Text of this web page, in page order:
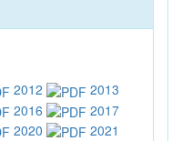
2012
2013
2016
2017
2020
2021